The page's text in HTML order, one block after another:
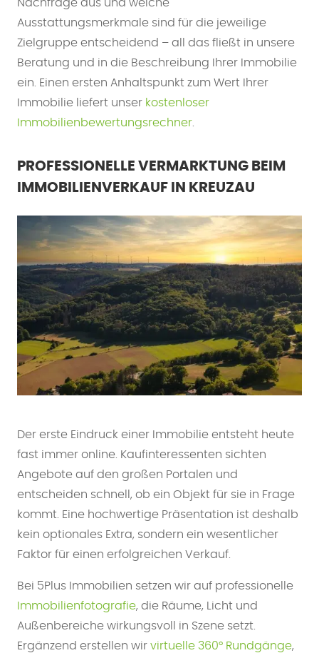
Nachfrage aus und welche
Ausstattungsmerkmale sind für die jeweilige
Zielgruppe entscheidend – all das fließt in unsere
Beratung und in die Beschreibung Ihrer Immobilie
ein. Einen ersten Anhaltspunkt zum Wert Ihrer
Immobilie liefert unser kostenloser
Immobilienbewertungsrechner.
PROFESSIONELLE VERMARKTUNG BEIM
IMMOBILIENVERKAUF IN KREUZAU
Der erste Eindruck einer Immobilie entsteht heute
fast immer online. Kaufinteressenten sichten
Angebote auf den großen Portalen und
entscheiden schnell, ob ein Objekt für sie in Frage
kommt. Eine hochwertige Präsentation ist deshalb
kein optionales Extra, sondern ein wesentlicher
Faktor für einen erfolgreichen Verkauf.
Bei 5Plus Immobilien setzen wir auf professionelle
Immobilienfotografie, die Räume, Licht und
Außenbereiche wirkungsvoll in Szene setzt.
Ergänzend erstellen wir virtuelle 360° Rundgänge,